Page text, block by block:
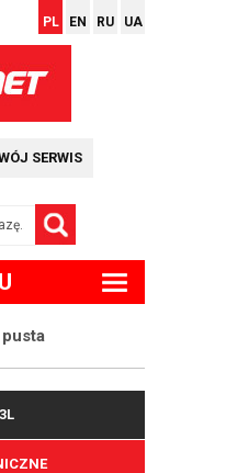
PL EN RU UA
SERWIS
pusta